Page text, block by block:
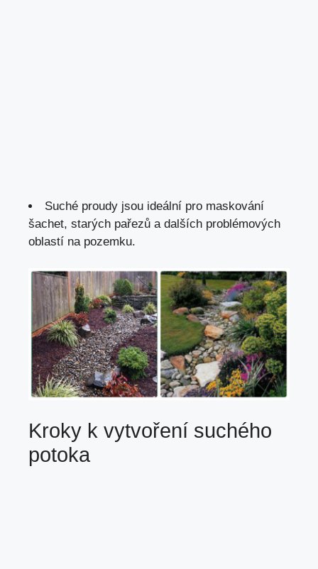
Suché proudy jsou ideální pro maskování
šachet, starých pařezů a dalších problémových
oblastí na pozemku.
Kroky k vytvoření suchého
potoka